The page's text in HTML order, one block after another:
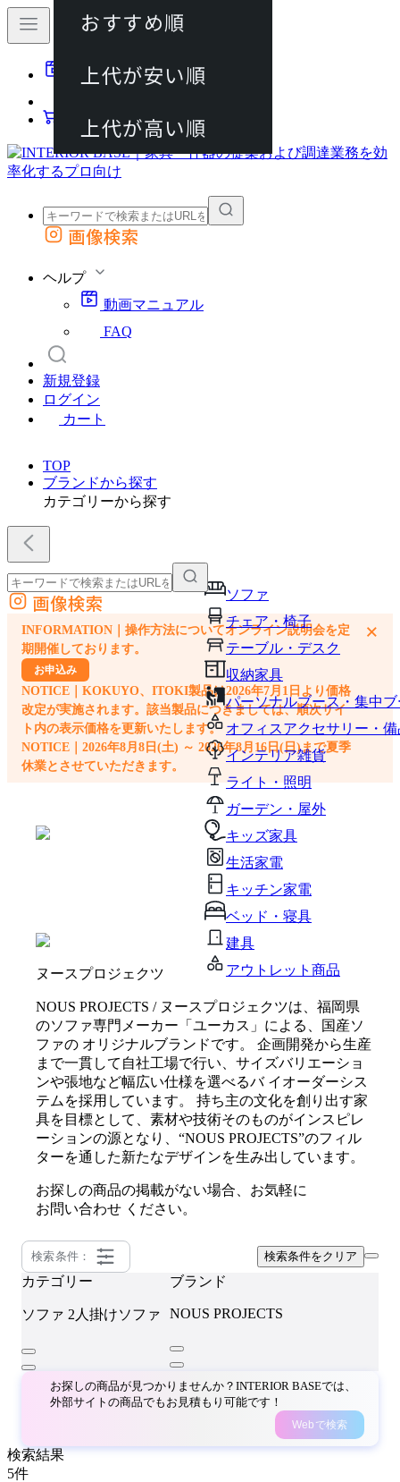
動画マニュアル
カート
外部サイトの商品をカートに追加
画像検索
ヘルプ
動画マニュアル
FAQ
新規登録
ログイン
カート
TOP
ブランドから探す
カテゴリーから探す
ソファ
チェア・椅子
テーブル・デスク
収納家具
パーソナルブース・集中
オフィスアクセサリー・備
インテリア雑貨
ライト・照明
ガーデン・屋外
キッズ家具
生活家電
キッチン家電
ベッド・寝具
建具
アウトレット商品
外部サイトの商品をカートに追加
他のサイトで見つけた商品ページのURLを貼り付けて、カートに追加できます
画像検索
INFORMATION｜操作方法についてオンライン説明会を定
期開催しております。
お申込み
NOTICE｜KOKUYO、ITOKI製品は2026年7月1日より価格
改定が実施されます。該当製品につきましては、順次サイ
ト内の表示価格を更新いたします。
NOTICE｜2026年8月8日(土) ～ 2026年8月16日(日)まで夏季
休業とさせていただきます。
×
ヌースプロジェクツ
NOUS PROJECTS / ヌースプロジェクツは、福岡県
のソファ専門メーカー「ユーカス」による、国産ソ
ファの オリジナルブランドです。 企画開発から生産
まで一貫して自社工場で行い、サイズバリエーショ
ンや張地など幅広い仕様を選べるバ イオーダーシス
テムを採用しています。 持ち主の文化を創り出す家
具を目標として、素材や技術そのものがインスピレ
ーションの源となり、“NOUS PROJECTS”のフィル
ターを通した新たなデザインを生み出しています。
お探しの商品の掲載がない場合、お気軽に
お問い合わせ ください。
検索条件： 検索条件をクリア
カテゴリー
ソファ 2人掛けソファ
ブランド
NOUS PROJECTS
お探しの商品が見つかりませんか？INTERIOR BASEでは、
外部サイトの商品でもお見積もり可能です！
Webで検索
検索結果
5件
おすすめ順
上代が安い順
上代が高い順